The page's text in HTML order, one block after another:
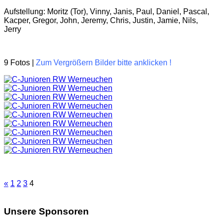
Aufstellung: Moritz (Tor), Vinny, Janis, Paul, Daniel, Pascal,
Kacper, Gregor, John, Jeremy, Chris, Justin, Jamie, Nils,
Jerry
9 Fotos | Zum Vergrößern Bilder bitte anklicken !
« 1 2 3 4
Unsere Sponsoren